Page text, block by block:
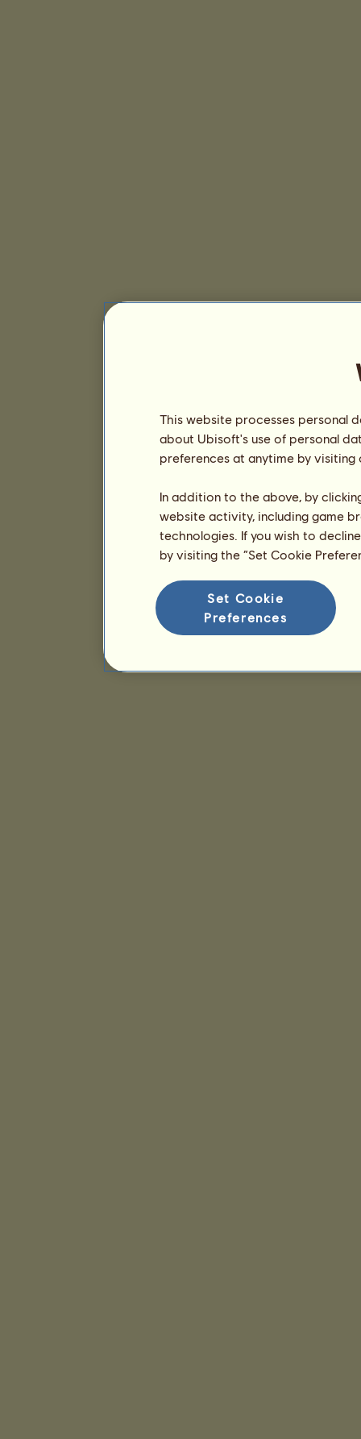
This website processes personal
about Ubisoft's use of personal
preferences at anytime by
In addition to the above, by
website activity, including game
technologies. If you wish to
by visiting the “Set Cookie
Set Cookie
Preferences